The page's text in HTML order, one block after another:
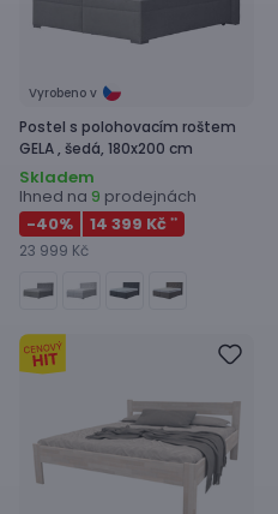
Vyrobeno v
Postel s polohovacím roštem
GELA , šedá, 180x200 cm
Skladem
Ihned na 9 prodejnách
-40% 14 399 Kč **
23 999 Kč